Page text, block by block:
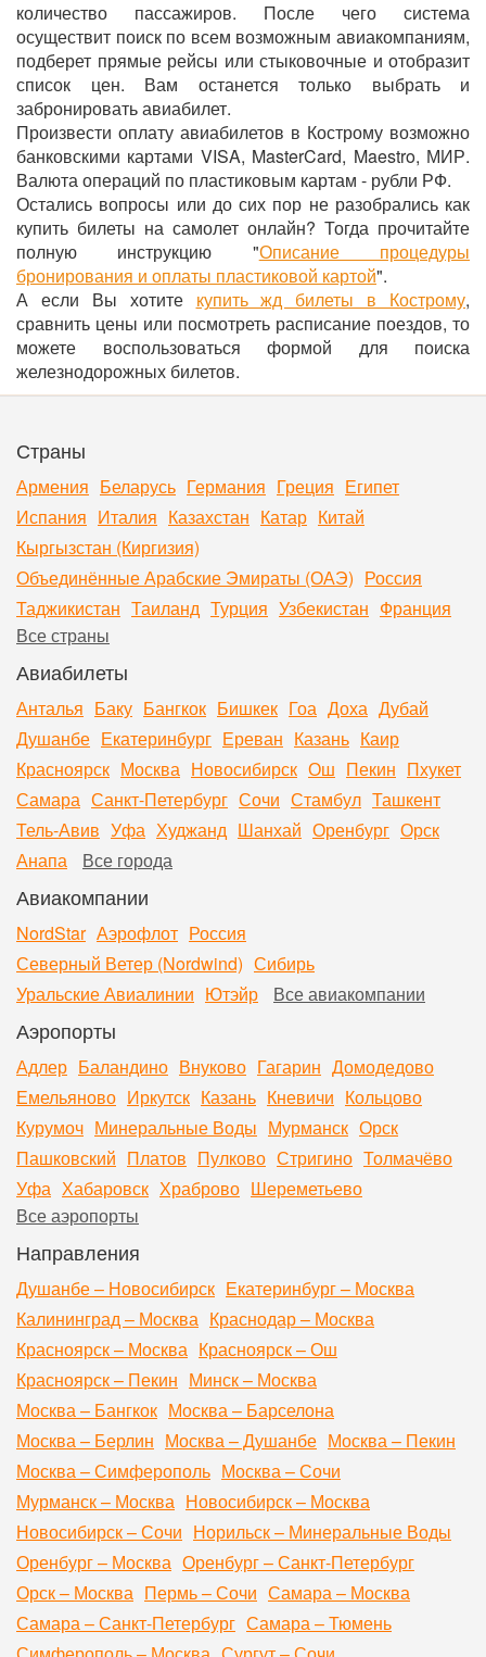
количество пассажиров. После чего система
осуществит поиск по всем возможным авиакомпаниям,
подберет прямые рейсы или стыковочные и отобразит
список цен. Вам останется только выбрать и
забронировать авиабилет.
Произвести оплату авиабилетов в Кострому возможно
банковскими картами VISA, MasterCard, Maestro, МИР.
Валюта операций по пластиковым картам - рубли РФ.
Остались вопросы или до сих пор не разобрались как
купить билеты на самолет онлайн? Тогда прочитайте
полную инструкцию "Описание процедуры
бронирования и оплаты пластиковой картой".
А если Вы хотите купить жд билеты в Кострому,
сравнить цены или посмотреть расписание поездов, то
можете воспользоваться формой для поиска
железнодорожных билетов.
Страны
Армения Беларусь Германия Греция Египет
Испания Италия Казахстан Катар Китай
Кыргызстан (Киргизия)
Объединённые Арабские Эмираты (ОАЭ) Россия
Таджикистан Таиланд Турция Узбекистан Франция
Все страны
Авиабилеты
Анталья Баку Бангкок Бишкек Гоа Доха Дубай
Душанбе Екатеринбург Ереван Казань Каир
Красноярск Москва Новосибирск Ош Пекин Пхукет
Самара Санкт-Петербург Сочи Стамбул Ташкент
Тель-Авив Уфа Худжанд Шанхай Оренбург Орск
Анапа
Все города
Авиакомпании
NordStar Аэрофлот Россия
Северный Ветер (Nordwind) Сибирь
Уральские Авиалинии Ютэйр Все авиакомпании
Аэропорты
Адлер Баландино Внуково Гагарин Домодедово
Емельяново Иркутск Казань Кневичи Кольцово
Курумоч Минеральные Воды Мурманск Орск
Пашковский Платов Пулково Стригино Толмачёво
Уфа Хабаровск Храброво Шереметьево
Все аэропорты
Направления
Душанбе – Новосибирск Екатеринбург – Москва
Калининград – Москва Краснодар – Москва
Красноярск – Москва Красноярск – Ош
Красноярск – Пекин Минск – Москва
Москва – Бангкок Москва – Барселона
Москва – Берлин Москва – Душанбе Москва – Пекин
Москва – Симферополь Москва – Сочи
Мурманск – Москва Новосибирск – Москва
Новосибирск – Сочи Норильск – Минеральные Воды
Оренбург – Москва Оренбург – Санкт-Петербург
Орск – Москва Пермь – Сочи Самара – Москва
Самара – Санкт-Петербург Самара – Тюмень